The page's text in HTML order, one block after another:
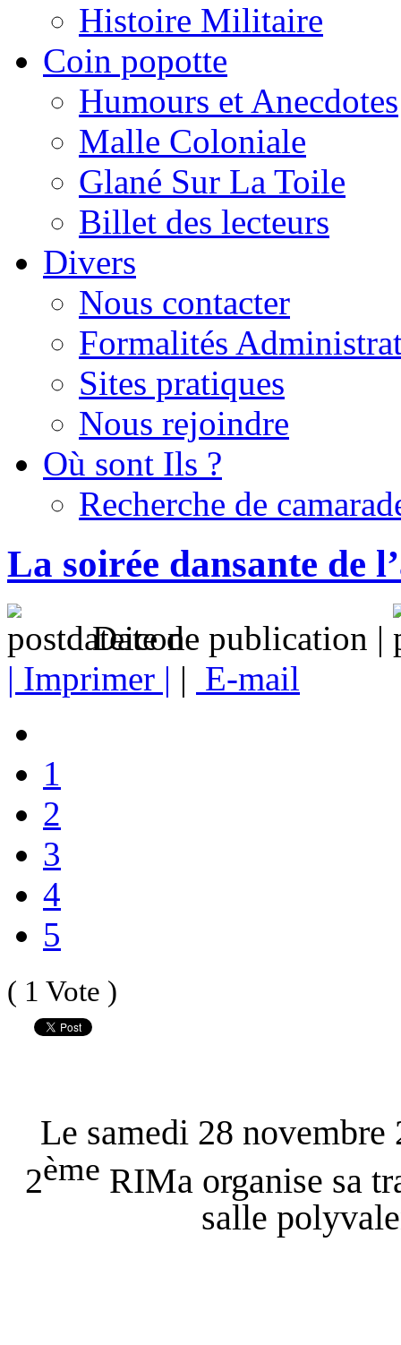
Histoire Militaire
Coin popotte
Humours et Anecdotes
Malle Coloniale
Glané Sur La Toile
Billet des lecteurs
Divers
Nous contacter
Formalités
Sites pratiques
Nous rejoindre
Où sont Ils ?
Recherche de
La soirée dansante de
Date de publication |
| Imprimer | | E-mail
1
2
3
4
5
( 1 Vote )
Le samedi 28 novembre
2ème RIMa organise sa
salle